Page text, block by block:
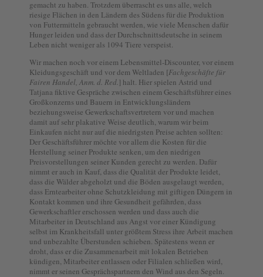
gemacht zu haben. Trotzdem überrascht es uns alle, welch
riesige Flächen in den Ländern des Südens für die Produktion
von Futtermitteln gebraucht werden, wie viele Menschen dafür
Hunger leiden und dass der Durchschnittsdeutsche in seinem
Leben nicht weniger als 1094 Tiere verspeist.
Wir machen noch vor einem Lebensmittel-Discounter, vor einem
Kleidungsgeschäft und vor dem Weltladen [Fachgeschäfte für
Fairen Handel, Anm. d. Red.] halt. Hier spielen Astrid und
Tatjana fiktive Gespräche zwischen einem Geschäftsführer eines
Großkonzerns und Bauern in Entwicklungsländern
beziehungsweise Gewerkschaftsvertretern vor und machen
damit auf sehr plakative Weise deutlich, warum wir beim
Einkaufen nicht nur auf die niedrigsten Preise achten sollten:
Der Geschäftsführer möchte vor allem die Kosten für die
Herstellung seiner Produkte senken, um den niedrigen
Preisvorstellungen seiner Kunden gerecht zu werden. Dafür
nimmt er auch in Kauf, dass die Qualität der Produkte leidet,
dass die Wälder abgeholzt und die Böden ausgelaugt werden,
dass Erntearbeiter ohne Schutzkleidung mit giftigen Düngern in
Kontakt kommen und ihre Gesundheit gefährden, dass
Gewerkschaftler erschossen werden und dass auch die
Mitarbeiter in Deutschland aus Angst vor einer Kündigung
selbst im Krankheitsfall unter größtem Stress ihre Arbeit machen
und unbezahlte Überstunden schieben. Spätestens wenn er
droht, dass er die Zusammenarbeit mit lokalen Betrieben
kündigen, Mitarbeiter entlassen oder Filialen schließen wird,
nimmt er seinen Gesprächspartnern den Wind aus den Segeln.